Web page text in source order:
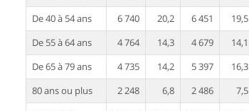
De 40 à 54 ans
6 740 20,2 6 451 19,5
De 55 à 64 ans
4 764 14,3 4 679 14,1
De 65 à 79 ans
4 735 14,2 5 397 16,3
80 ans ou plus
2 248 6,8 2 486 7,5